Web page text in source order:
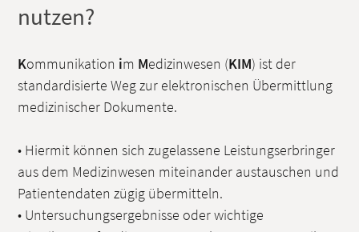
nutzen?
Kommunikation im Medizinwesen (KIM) ist der
standardisierte Weg zur elektronischen Übermittlung
medizinischer Dokumente.
• Hiermit können sich zugelassene Leistungserbringer
aus dem Medizinwesen miteinander austauschen und
Patientendaten zügig übermitteln.
• Untersuchungsergebnisse oder wichtige